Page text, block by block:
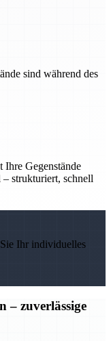
sind während des
Gegenstände
strukturiert, schnell
Ihr individuelles
– zuverlässige